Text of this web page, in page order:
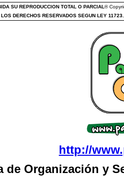
SU REPRODUCCION TOTAL O PARCIAL®
LOS DERECHOS RESERVADOS SEGUN LEY
http://
de Organización y